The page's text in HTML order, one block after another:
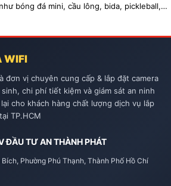
bóng đá mini, cầu lông, bida, pickleball,
WIFI
đơn vị chuyên cung cấp & lắp đặt camera
chi phí tiết kiệm và giám sát an ninh
cho khách hàng chất lượng dịch vụ lắp
TP.HCM
ĐẦU TƯ AN THÀNH PHÁT
Phường Phú Thạnh, Thành Phố Hồ Chí